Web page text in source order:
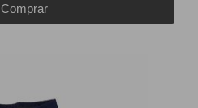
Comprar